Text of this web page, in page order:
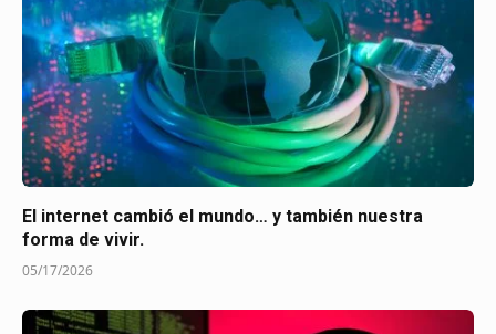
El internet cambió el mundo… y también nuestra
forma de vivir.
05/17/2026